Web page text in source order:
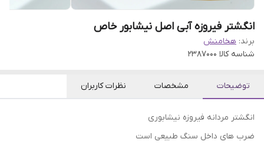
انگشتر فیروزه آبی اصل نیشابور خاص
برند: هخامنش
شناسه کالا 2387000
توضیحات مشخصات نظرات کاربران
انگشتر مردانه فیروزه نیشابوری
ضرب های داخل سنگ طبیعی است